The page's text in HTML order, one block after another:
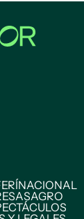
NACIONAL
AGRO